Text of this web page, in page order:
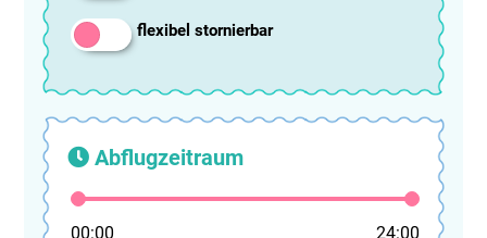
flexibel stornierbar
Abflugzeitraum
00:00 24:00